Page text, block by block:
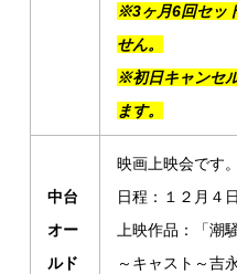
※3ヶ月6回セッ
せん。
※初日キャンセ
ます。
中台
オー
ルド
映画上映会です
日程：１２月４
上映作品：「潮
～キャスト～吉